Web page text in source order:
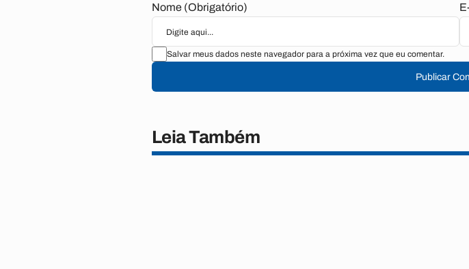
Nome (Obrigatório)
Salvar meus dados neste navegador para a próxima vez que eu comentar.
Publicar
Leia Também